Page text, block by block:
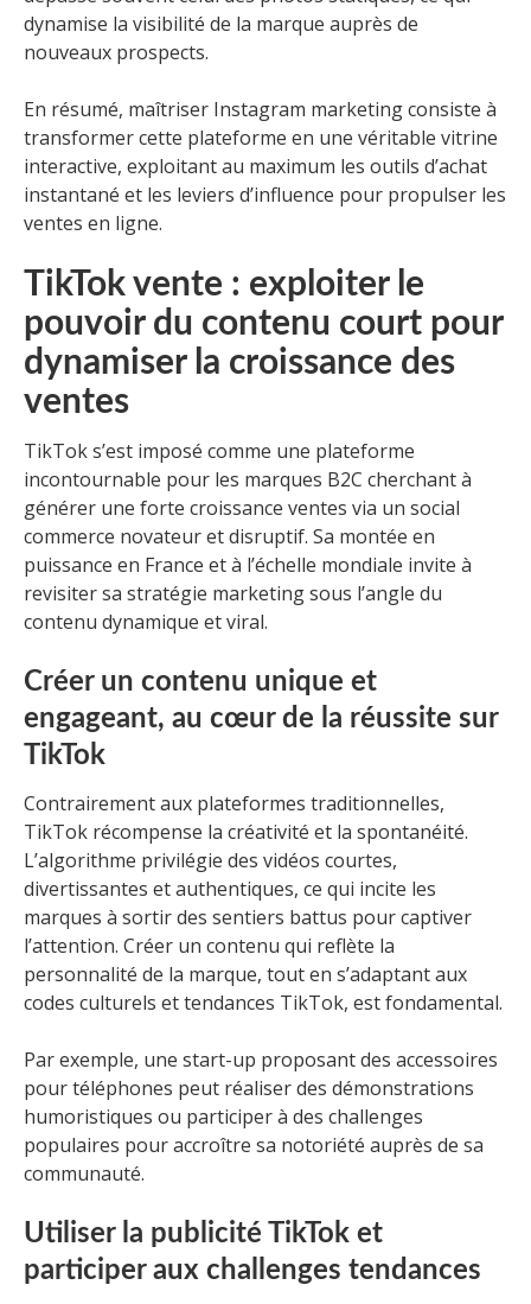
dynamise la visibilité de la marque auprès de
nouveaux prospects.
En résumé, maîtriser Instagram marketing consiste à
transformer cette plateforme en une véritable vitrine
interactive, exploitant au maximum les outils d’achat
instantané et les leviers d’influence pour propulser les
ventes en ligne.
TikTok vente : exploiter le
pouvoir du contenu court pour
dynamiser la croissance des
ventes
TikTok s’est imposé comme une plateforme
incontournable pour les marques B2C cherchant à
générer une forte croissance ventes via un social
commerce novateur et disruptif. Sa montée en
puissance en France et à l’échelle mondiale invite à
revisiter sa stratégie marketing sous l’angle du
contenu dynamique et viral.
Créer un contenu unique et
engageant, au cœur de la réussite sur
TikTok
Contrairement aux plateformes traditionnelles,
TikTok récompense la créativité et la spontanéité.
L’algorithme privilégie des vidéos courtes,
divertissantes et authentiques, ce qui incite les
marques à sortir des sentiers battus pour captiver
l’attention. Créer un contenu qui reflète la
personnalité de la marque, tout en s’adaptant aux
codes culturels et tendances TikTok, est fondamental.
Par exemple, une start-up proposant des accessoires
pour téléphones peut réaliser des démonstrations
humoristiques ou participer à des challenges
populaires pour accroître sa notoriété auprès de sa
communauté.
Utiliser la publicité TikTok et
participer aux challenges tendances